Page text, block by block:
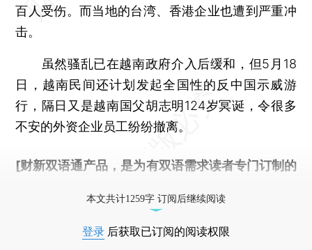
百人受伤。而当地的台湾、香港企业也遭到严重冲
击。
虽然骚乱已在越南政府介入后缓和，但5月18
日，越南民间还计划发起全国性的反中国示威游
行，隔日又是越南国父胡志明124岁冥诞，令很多
不安的外资企业员工纷纷撤离。
[财新双语通产品，是为有双语需求读者专门订制的
本文共计1259字 订阅后继续阅读
登录 后获取已订阅的阅读权限